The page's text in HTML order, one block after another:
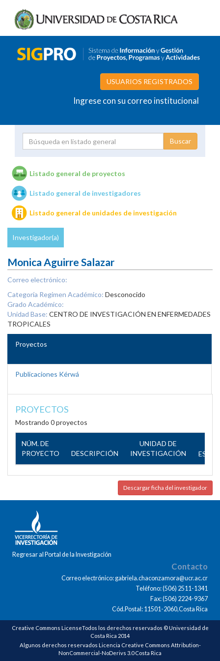
USUARIOS REGISTRADOS
Ingrese con su correo institucional
Unidades de investigación
Listado general de proyectos
Listado general de investigadores
Listado general de unidades de investigación
Investigador(a)
Monica Aguirre Salazar
Correo electrónico:
Categoría Regimen Académico: Desconocido
Grado Académico:
Unidad Base: CENTRO DE INVESTIGACIÓN EN ENFERMEDADES
TROPICALES
Proyectos
Publicaciones Kérwá
PROYECTOS
Mostrando 0 proyectos
NÚM. DE
PROYECTO
DESCRIPCIÓN
UNIDAD DE
INVESTIGACIÓN
Descargar ficha del investigador
Regresar al Portal de la Investigación
Contacto
Correo electrónico: gabriela.chaconzamora@ucr.ac.cr
Teléfono: (506) 2511-1341
Fax: (506) 2224-9367
Cód.Postal: 11501-2060,Costa Rica
Creative Commons LicenseTodos los derechos reservados © Universidad de
Costa Rica 2014
Algunos derechos reservados Licencia Creative Commons Attribution-
NonCommercial-NoDerivs 3.0 Costa Rica